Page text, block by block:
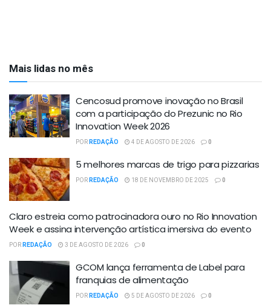
Mais lidas no mês
Cencosud promove inovação no Brasil
com a participação do Prezunic no Rio
Innovation Week 2026
PORREDAÇÃO 4 DE AGOSTO DE 2026 0
5 melhores marcas de trigo para pizzarias
PORREDAÇÃO 18 DE NOVEMBRO DE 2025 0
Claro estreia como patrocinadora ouro no Rio Innovation
Week e assina intervenção artística imersiva do evento
PORREDAÇÃO 3 DE AGOSTO DE 2026 0
GCOM lança ferramenta de Label para
franquias de alimentação
PORREDAÇÃO 5 DE AGOSTO DE 2026 0